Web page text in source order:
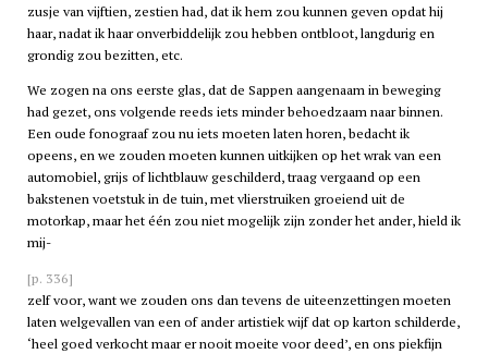
zusje van vijftien, zestien had, dat ik hem zou kunnen geven opdat hij
haar, nadat ik haar onverbiddelijk zou hebben ontbloot, langdurig en
grondig zou bezitten, etc.
We zogen na ons eerste glas, dat de Sappen aangenaam in beweging
had gezet, ons volgende reeds iets minder behoedzaam naar binnen.
Een oude fonograaf zou nu iets moeten laten horen, bedacht ik
opeens, en we zouden moeten kunnen uitkijken op het wrak van een
automobiel, grijs of lichtblauw geschilderd, traag vergaand op een
bakstenen voetstuk in de tuin, met vlierstruiken groeiend uit de
motorkap, maar het één zou niet mogelijk zijn zonder het ander, hield ik
mij-
[p. 336]
zelf voor, want we zouden ons dan tevens de uiteenzettingen moeten
laten welgevallen van een of ander artistiek wijf dat op karton schilderde,
‘heel goed verkocht maar er nooit moeite voor deed’, en ons piekfijn